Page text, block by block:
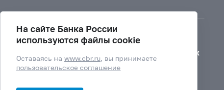
Версия для слабовидящих
На сайте Банка России
используются файлы cookie
Оставаясь наwww.cbr.ru, вы принимаете
пользовательское соглашение